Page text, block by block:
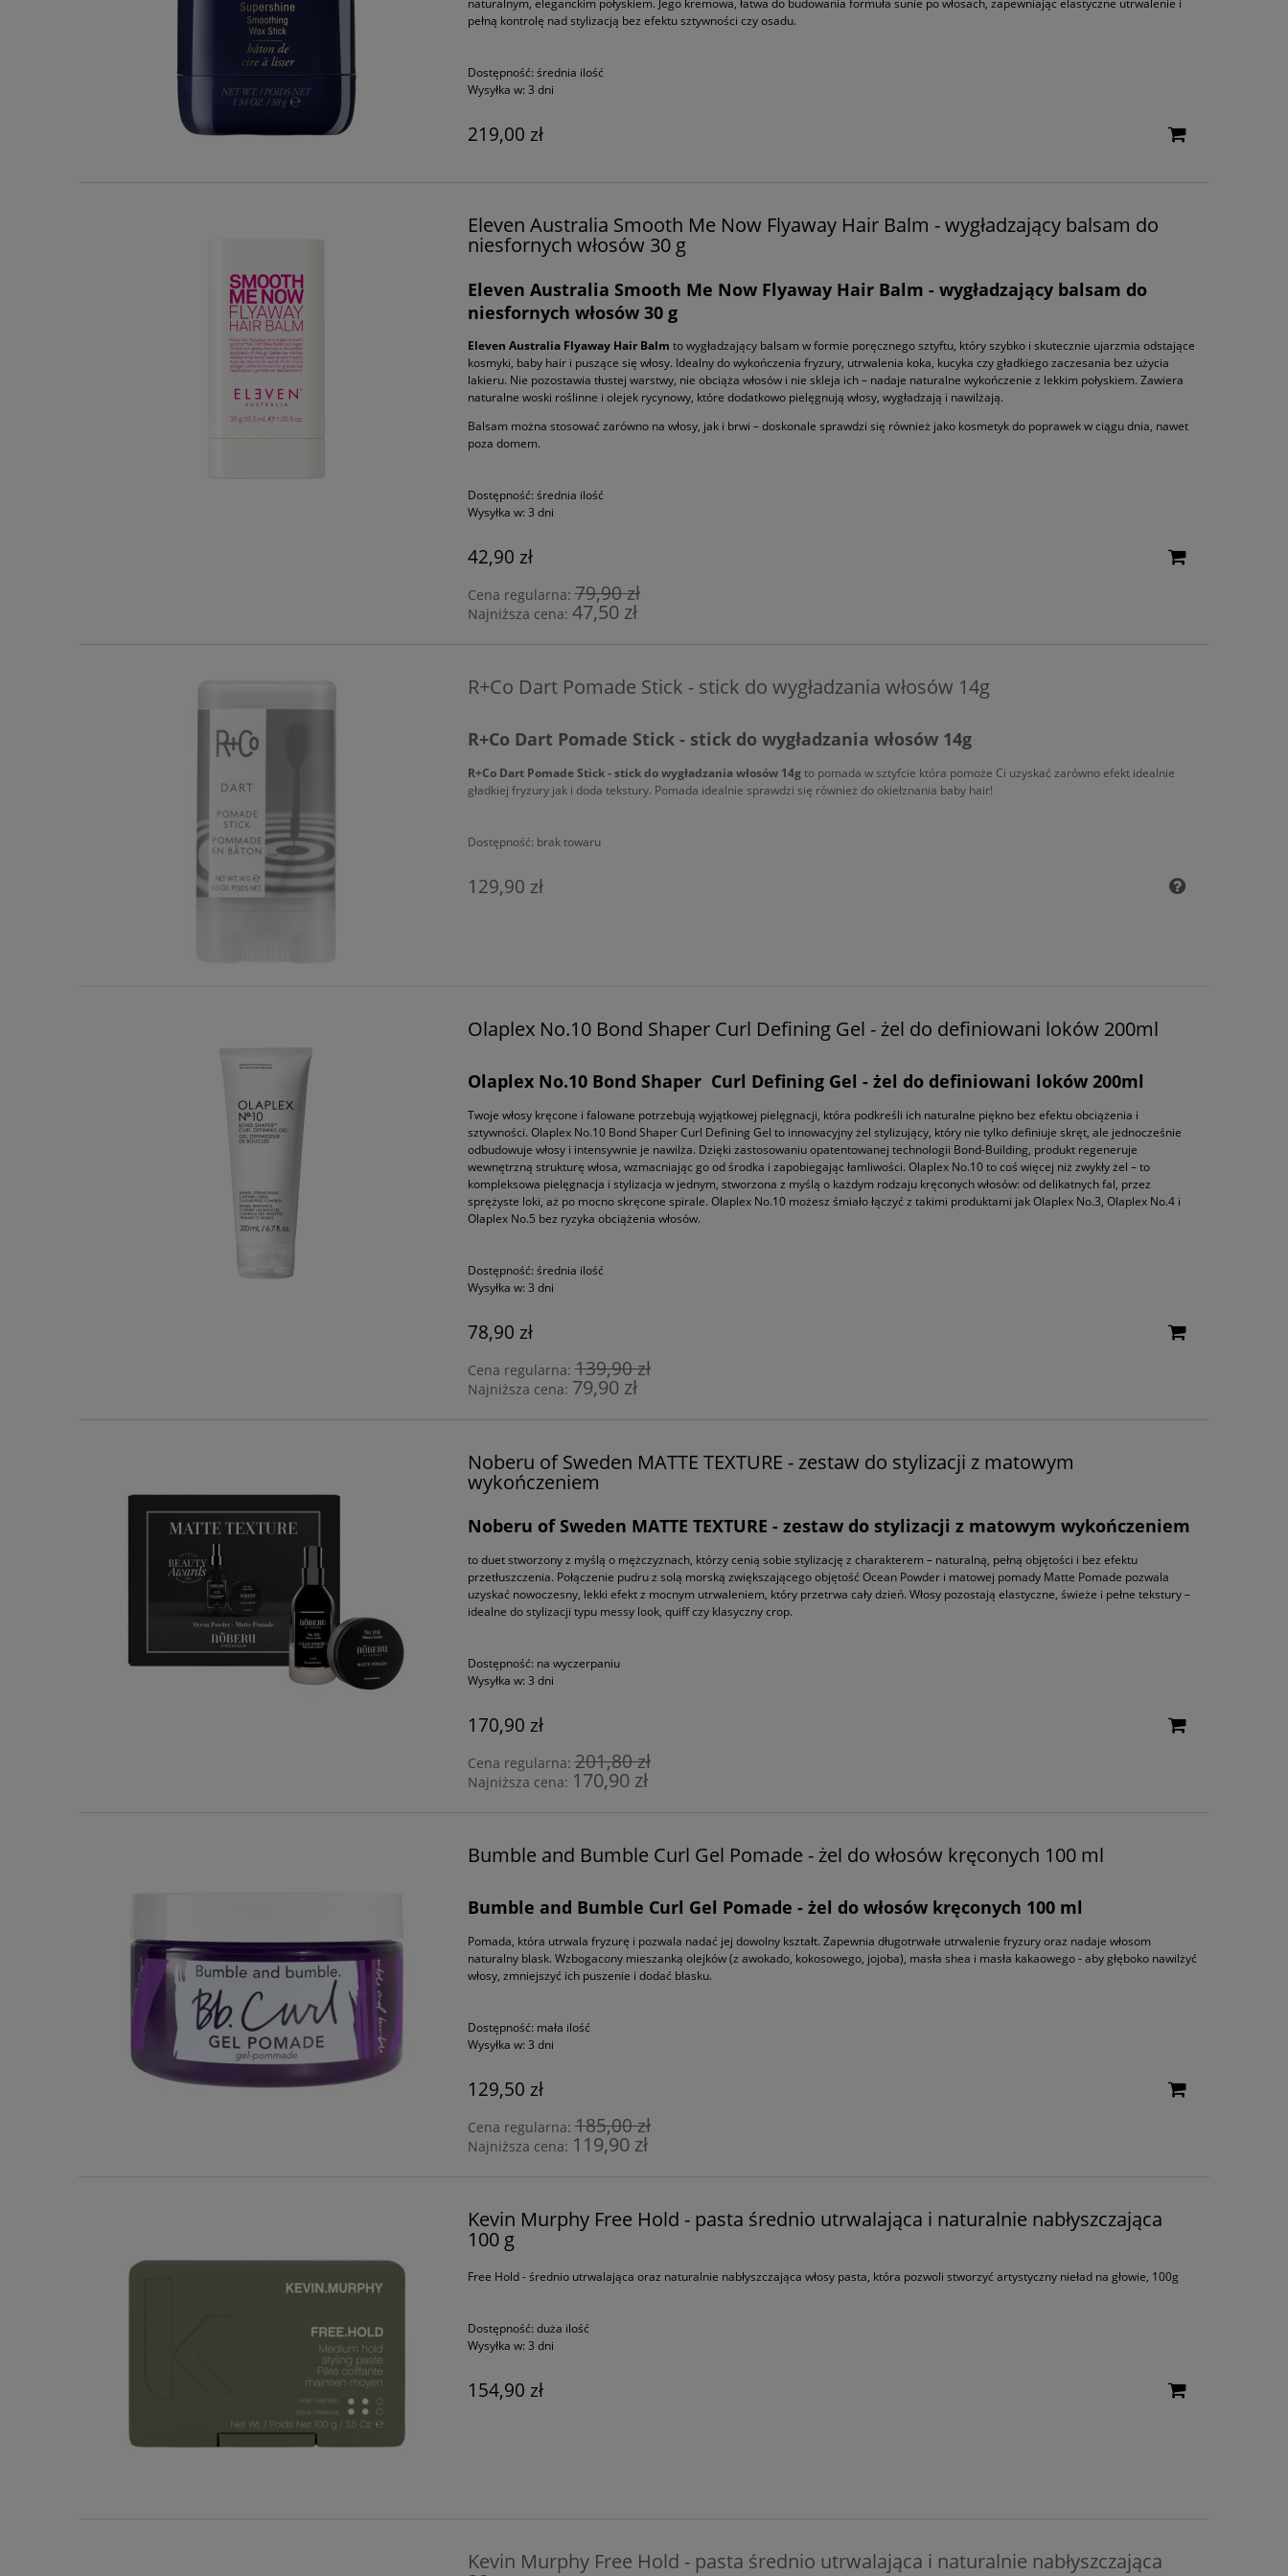
pełną kontrolę nad stylizacją bez efektu sztywności czy osadu.
Dostępność: średnia ilość
Wysyłka w: 3 dni
219,00 zł
Eleven Australia Smooth Me Now Flyaway Hair Balm - wygładzający balsam do
niesfornych włosów 30 g
Eleven Australia Smooth Me Now Flyaway Hair Balm - wygładzający balsam do
niesfornych włosów 30 g
Eleven Australia Flyaway Hair Balm to wygładzający balsam w formie poręcznego sztyftu, który szybko i skutecznie ujarzmia odstające
kosmyki, baby hair i puszące się włosy. Idealny do wykończenia fryzury, utrwalenia koka, kucyka czy gładkiego zaczesania bez użycia
lakieru. Nie pozostawia tłustej warstwy, nie obciąża włosów i nie skleja ich – nadaje naturalne wykończenie z lekkim połyskiem. Zawiera
naturalne woski roślinne i olejek rycynowy, które dodatkowo pielęgnują włosy, wygładzają i nawilżają.
Balsam można stosować zarówno na włosy, jak i brwi – doskonale sprawdzi się również jako kosmetyk do poprawek w ciągu dnia, nawet
poza domem.
Dostępność: średnia ilość
Wysyłka w: 3 dni
42,90 zł
Cena regularna:79,90 zł
Najniższa cena: 47,50 zł
R+Co Dart Pomade Stick - stick do wygładzania włosów 14g
R+Co Dart Pomade Stick - stick do wygładzania włosów 14g
R+Co Dart Pomade Stick - stick do wygładzania włosów 14gto pomada w sztyfcie która pomoże Ci uzyskać zarówno efekt idealnie
gładkiej fryzury jak i doda tekstury. Pomada idealnie sprawdzi się również do okiełznania baby hair!
Dostępność: brak towaru
129,90 zł
Olaplex No.10 Bond Shaper Curl Defining Gel - żel do definiowani loków 200ml
Olaplex No.10 Bond Shaper Curl Defining Gel - żel do definiowani loków 200ml
Twoje włosy kręcone i falowane potrzebują wyjątkowej pielęgnacji, która podkreśli ich naturalne piękno bez efektu obciążenia i
sztywności. Olaplex No.10 Bond Shaper Curl Defining Gel to innowacyjny żel stylizujący, który nie tylko definiuje skręt, ale jednocześnie
odbudowuje włosy i intensywnie je nawilża. Dzięki zastosowaniu opatentowanej technologii Bond-Building, produkt regeneruje
wewnętrzną strukturę włosa, wzmacniając go od środka i zapobiegając łamliwości. Olaplex No.10 to coś więcej niż zwykły żel – to
kompleksowa pielęgnacja i stylizacja w jednym, stworzona z myślą o każdym rodzaju kręconych włosów: od delikatnych fal, przez
sprężyste loki, aż po mocno skręcone spirale. Olaplex No.10 możesz śmiało łączyć z takimi produktami jak Olaplex No.3, Olaplex No.4 i
Olaplex No.5 bez ryzyka obciążenia włosów.
Dostępność: średnia ilość
Wysyłka w: 3 dni
78,90 zł
Cena regularna:139,90 zł
Najniższa cena: 79,90 zł
Noberu of Sweden MATTE TEXTURE - zestaw do stylizacji z matowym
wykończeniem
Noberu of Sweden MATTE TEXTURE - zestaw do stylizacji z matowym wykończeniem
to duet stworzony z myślą o mężczyznach, którzy cenią sobie stylizację z charakterem – naturalną, pełną objętości i bez efektu
przetłuszczenia. Połączenie pudru z solą morską zwiększającego objętość Ocean Powder i matowej pomady Matte Pomade pozwala
uzyskać nowoczesny, lekki efekt z mocnym utrwaleniem, który przetrwa cały dzień. Włosy pozostają elastyczne, świeże i pełne tekstury –
idealne do stylizacji typu messy look, quiff czy klasyczny crop.
Dostępność: na wyczerpaniu
Wysyłka w: 3 dni
170,90 zł
Cena regularna:201,80 zł
Najniższa cena: 170,90 zł
Bumble and Bumble Curl Gel Pomade - żel do włosów kręconych 100 ml
Bumble and Bumble Curl Gel Pomade - żel do włosów kręconych 100 ml
Pomada, która utrwala fryzurę i pozwala nadać jej dowolny kształt. Zapewnia długotrwałe utrwalenie fryzury oraz nadaje włosom
naturalny blask. Wzbogacony mieszanką olejków (z awokado, kokosowego, jojoba), masła shea i masła kakaowego - aby głęboko nawilżyć
włosy, zmniejszyć ich puszenie i dodać blasku.
Dostępność: mała ilość
Wysyłka w: 3 dni
129,50 zł
Cena regularna:185,00 zł
Najniższa cena: 119,90 zł
Kevin Murphy Free Hold - pasta średnio utrwalająca i naturalnie nabłyszczająca
100 g
Free Hold - średnio utrwalająca oraz naturalnie nabłyszczająca włosy pasta, która pozwoli stworzyć artystyczny nieład na głowie, 100g
Dostępność: duża ilość
Wysyłka w: 3 dni
154,90 zł
Kevin Murphy Free Hold - pasta średnio utrwalająca i naturalnie nabłyszczająca